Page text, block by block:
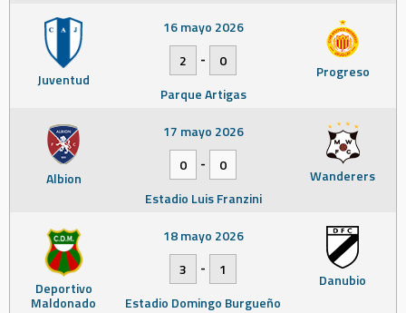
Juventud Progreso
16 mayo 2026
2
-
0
Parque Artigas
Albion Wanderers
17 mayo 2026
0
-
0
Estadio Luis Franzini
Deportivo
Maldonado
Danubio
18 mayo 2026
3
-
1
Estadio Domingo Burgueño